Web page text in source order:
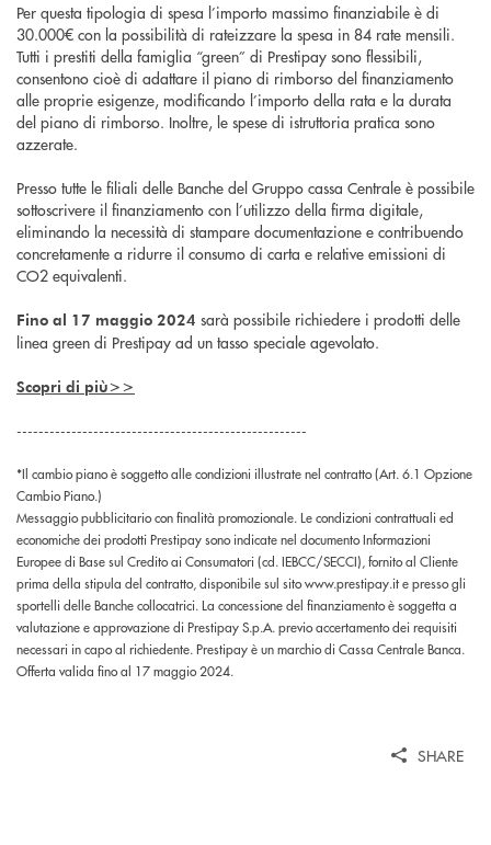
Per questa tipologia di spesa l’importo massimo finanziabile è di
30.000€ con la possibilità di rateizzare la spesa in 84 rate mensili.
Tutti i prestiti della famiglia “green” di Prestipay sono flessibili,
consentono cioè di adattare il piano di rimborso del finanziamento
alle proprie esigenze, modificando l’importo della rata e la durata
del piano di rimborso. Inoltre, le spese di istruttoria pratica sono
azzerate.
Presso tutte le filiali delle Banche del Gruppo cassa Centrale è possibile
sottoscrivere il finanziamento con l’utilizzo della firma digitale,
eliminando la necessità di stampare documentazione e contribuendo
concretamente a ridurre il consumo di carta e relative emissioni di
CO2 equivalenti.
Fino al 17 maggio 2024 sarà possibile richiedere i prodotti delle
linea green di Prestipay ad un tasso speciale agevolato.
Scopri di più>>
-----------------------------------------------------
*Il cambio piano è soggetto alle condizioni illustrate nel contratto (Art. 6.1 Opzione
Cambio Piano.)
Messaggio pubblicitario con finalità promozionale. Le condizioni contrattuali ed
economiche dei prodotti Prestipay sono indicate nel documento Informazioni
Europee di Base sul Credito ai Consumatori (cd. IEBCC/SECCI), fornito al Cliente
prima della stipula del contratto, disponibile sul sito www.prestipay.it e presso gli
sportelli delle Banche collocatrici. La concessione del finanziamento è soggetta a
valutazione e approvazione di Prestipay S.p.A. previo accertamento dei requisiti
necessari in capo al richiedente. Prestipay è un marchio di Cassa Centrale Banca.
Offerta valida fino al 17 maggio 2024.
SHARE